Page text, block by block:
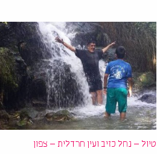
טיול – נחל כזיב ועין חרדלית – צפון